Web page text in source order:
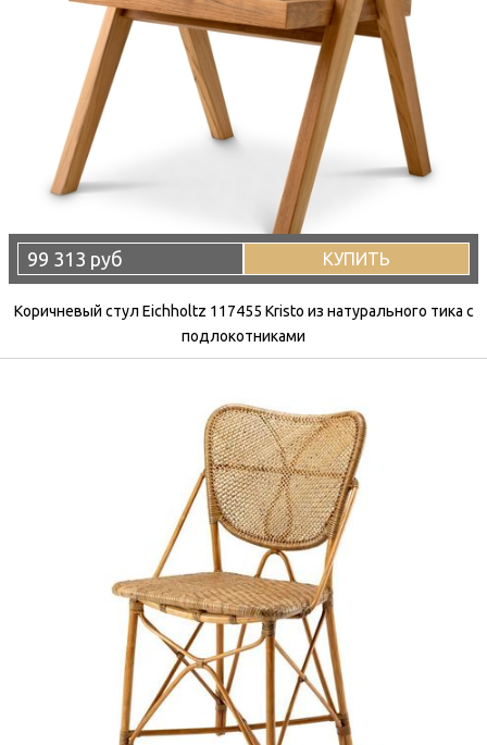
99 313 руб КУПИТЬ
Коричневый стул Eichholtz 117455 Kristo из натурального тика с
подлокотниками